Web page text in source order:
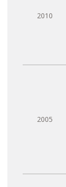
2010
2005